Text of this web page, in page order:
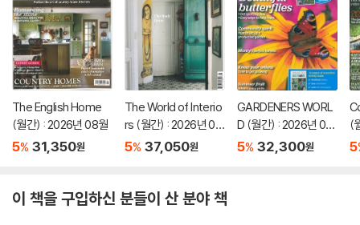
The English Home
(월간) : 2026년 08월
5% 31,350원
The World of Interio
rs (월간) : 2026년 09
월
5% 37,050원
GARDENERS WORL
D (월간) : 2026년 08
월
5% 32,300원
(
5
이 책을 구입하신 분들이 산 분야 책